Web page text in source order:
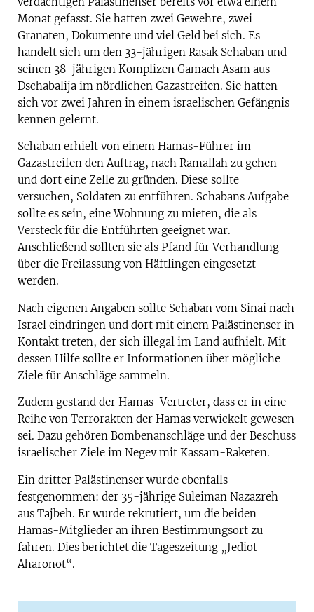
Monat gefasst. Sie hatten zwei Gewehre, zwei
Granaten, Dokumente und viel Geld bei sich. Es
handelt sich um den 33-jährigen Rasak Schaban und
seinen 38-jährigen Komplizen Gamaeh Asam aus
Dschabalija im nördlichen Gazastreifen. Sie hatten
sich vor zwei Jahren in einem israelischen Gefängnis
kennen gelernt.
Schaban erhielt von einem Hamas-Führer im
Gazastreifen den Auftrag, nach Ramallah zu gehen
und dort eine Zelle zu gründen. Diese sollte
versuchen, Soldaten zu entführen. Schabans Aufgabe
sollte es sein, eine Wohnung zu mieten, die als
Versteck für die Entführten geeignet war.
Anschließend sollten sie als Pfand für Verhandlung
über die Freilassung von Häftlingen eingesetzt
werden.
Nach eigenen Angaben sollte Schaban vom Sinai nach
Israel eindringen und dort mit einem Palästinenser in
Kontakt treten, der sich illegal im Land aufhielt. Mit
dessen Hilfe sollte er Informationen über mögliche
Ziele für Anschläge sammeln.
Zudem gestand der Hamas-Vertreter, dass er in eine
Reihe von Terrorakten der Hamas verwickelt gewesen
sei. Dazu gehören Bombenanschläge und der Beschuss
israelischer Ziele im Negev mit Kassam-Raketen.
Ein dritter Palästinenser wurde ebenfalls
festgenommen: der 35-jährige Suleiman Nazazreh
aus Tajbeh. Er wurde rekrutiert, um die beiden
Hamas-Mitglieder an ihren Bestimmungsort zu
fahren. Dies berichtet die Tageszeitung „Jediot
Aharonot“.